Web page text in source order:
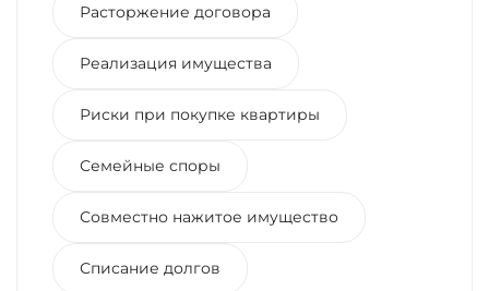
Расторжение договора
Реализация имущества
Риски при покупке квартиры
Семейные споры
Совместно нажитое имущество
Списание долгов